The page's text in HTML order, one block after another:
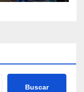
Buscar